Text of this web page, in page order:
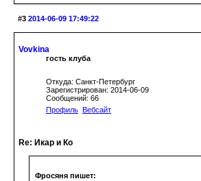
#3 2014-06-09 17:49:22
Vovkina
гость клуба
Откуда: Санкт-Петербург
Зарегистрирован: 2014-06-09
Сообщений: 66
Профиль Вебсайт
Re: Икар и Ко
Фросяня пишет: